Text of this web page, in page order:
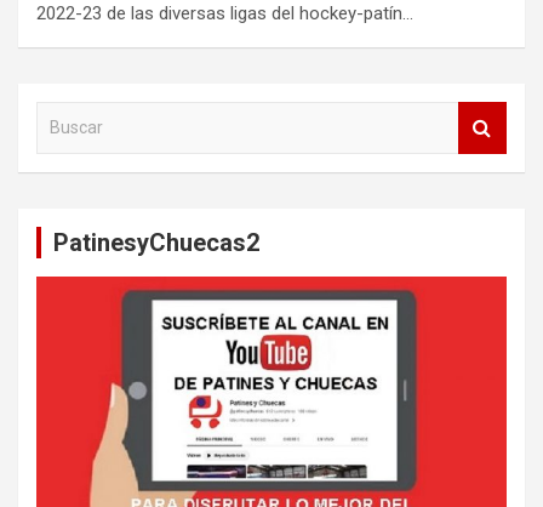
2022-23 de las diversas ligas del hockey-patín…
PatinesyChuecas2